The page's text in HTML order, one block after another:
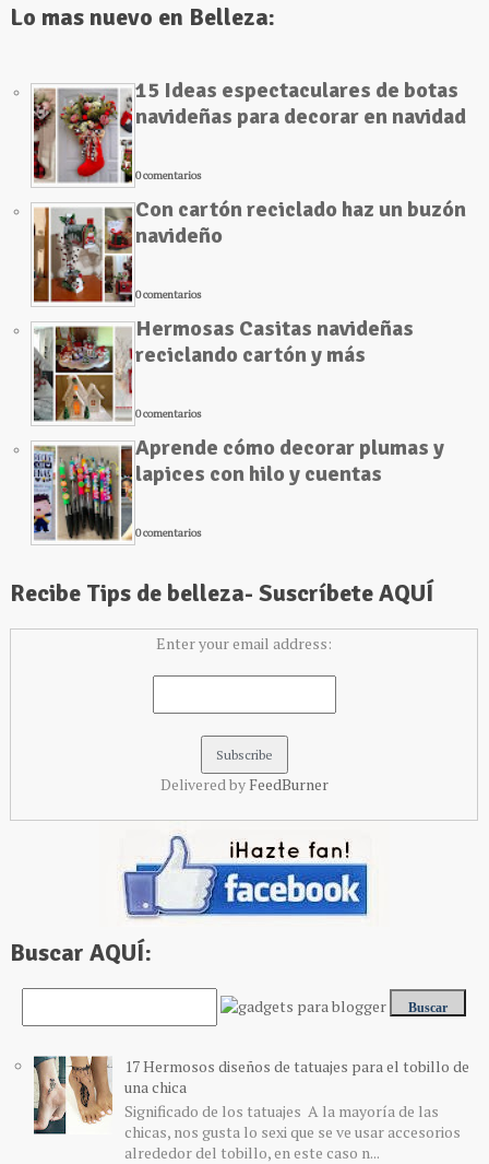
Lo mas nuevo en Belleza:
15 Ideas espectaculares de botas
navideñas para decorar en navidad
0 comentarios
Con cartón reciclado haz un buzón
navideño
0 comentarios
Hermosas Casitas navideñas
reciclando cartón y más
0 comentarios
Aprende cómo decorar plumas y
lapices con hilo y cuentas
0 comentarios
Recibe Tips de belleza- Suscríbete AQUÍ
Enter your email address:
Delivered by FeedBurner
Buscar AQUÍ:
17 Hermosos diseños de tatuajes para el tobillo de
una chica
Significado de los tatuajes A la mayoría de las
chicas, nos gusta lo sexi que se ve usar accesorios
alrededor del tobillo, en este caso n...